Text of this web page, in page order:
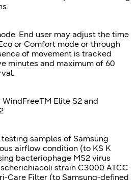
End user may adjust the time
or Comfort mode or through
of movement is tracked
minutes and maximum of 60
Elite S2 and
samples of Samsung
airflow condition (to KS K
bacteriophage MS2 virus
strain C3000 ATCC
Care Filter (to Samsung-defined